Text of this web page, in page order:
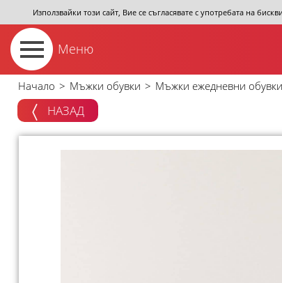
Използвайки този сайт, Вие се съгласявате с употребата на
Меню
Начало > Мъжки обувки > Мъжки ежедневни обувки
НАЗАД